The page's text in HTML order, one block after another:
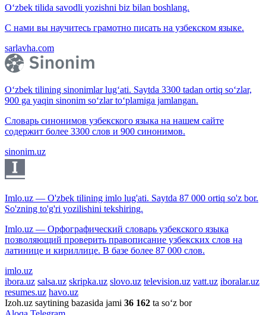
O‘zbek tilida savodli yozishni biz bilan boshlang.
С нами вы научитесь грамотно писать на узбекском языке.
sarlavha.com
O‘zbek tilining sinonimlar lug‘ati. Saytda 3300 tadan ortiq so‘zlar,
900 ga yaqin sinonim so‘zlar to‘plamiga jamlangan.
Словарь синонимов узбекского языка на нашем сайте
содержит более 3300 слов и 900 синонимов.
sinonim.uz
Imlo.uz — O'zbek tilining imlo lug'ati. Saytda 87 000 ortiq so'z bor.
So'zning to'g'ri yozilishini tekshiring.
Imlo.uz — Орфографический словарь узбекского языка
позволяющий проверить правописание узбекских слов на
латинице и кириллице. В базе более 87 000 слов.
imlo.uz
ibora.uz salsa.uz skripka.uz slovo.uz television.uz vatt.uz iboralar.uz
resumes.uz havo.uz
Izoh.uz saytining bazasida jami 36 162 ta so‘z bor